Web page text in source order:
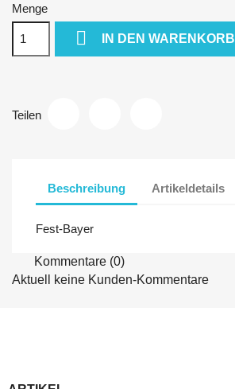
Menge
 IN DEN WARENKORB
Teilen
Beschreibung Artikeldetails
Fest-Bayer
Kommentare (0)
Aktuell keine Kunden-Kommentare